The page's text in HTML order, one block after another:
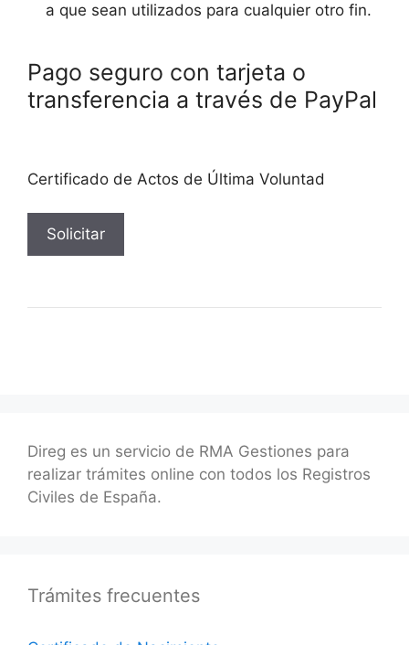
a que sean utilizados para cualquier otro fin.
Pago seguro con tarjeta o
transferencia a través de PayPal
Certificado de Actos de Última Voluntad
Direg es un servicio de RMA Gestiones para
realizar trámites online con todos los Registros
Civiles de España.
Trámites frecuentes